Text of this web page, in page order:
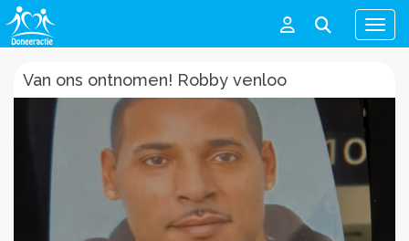
Menu
Van ons ontnomen! Robby venloo